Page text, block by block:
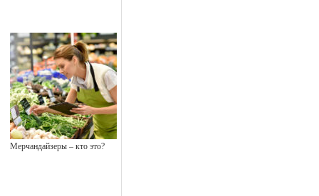
Мерчандайзеры – кто это?